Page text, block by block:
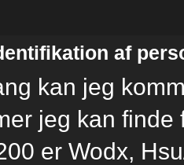
af
kan jeg
jeg kan finde
er Wodx,